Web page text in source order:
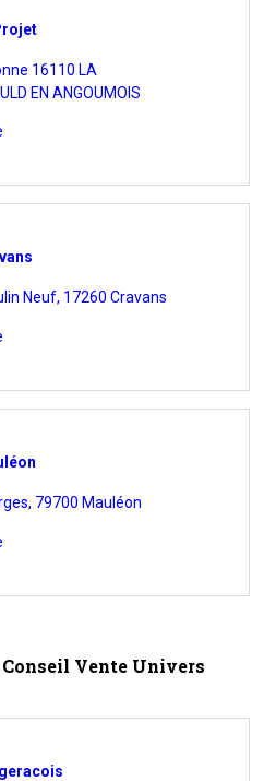
16110 LA
EN ANGOUMOIS
Neuf, 17260 Cravans
79700 Mauléon
Conseil Vente Univers